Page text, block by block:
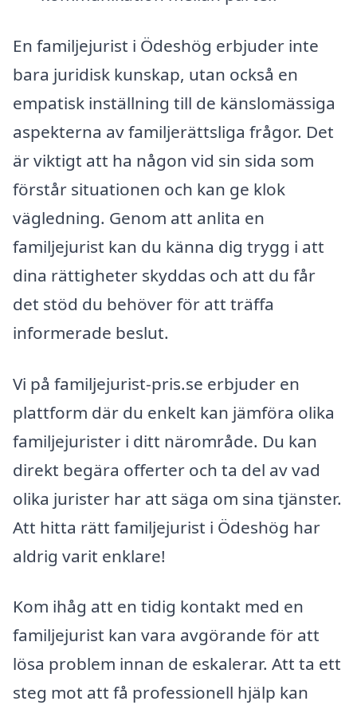
En familjejurist i Ödeshög erbjuder inte
bara juridisk kunskap, utan också en
empatisk inställning till de känslomässiga
aspekterna av familjerättsliga frågor. Det
är viktigt att ha någon vid sin sida som
förstår situationen och kan ge klok
vägledning. Genom att anlita en
familjejurist kan du känna dig trygg i att
dina rättigheter skyddas och att du får
det stöd du behöver för att träffa
informerade beslut.
Vi på familjejurist-pris.se erbjuder en
plattform där du enkelt kan jämföra olika
familjejurister i ditt närområde. Du kan
direkt begära offerter och ta del av vad
olika jurister har att säga om sina tjänster.
Att hitta rätt familjejurist i Ödeshög har
aldrig varit enklare!
Kom ihåg att en tidig kontakt med en
familjejurist kan vara avgörande för att
lösa problem innan de eskalerar. Att ta ett
steg mot att få professionell hjälp kan